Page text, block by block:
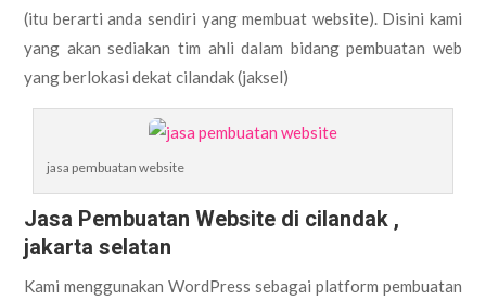
(itu berarti anda sendiri yang membuat website). Disini kami
yang akan sediakan tim ahli dalam bidang pembuatan web
yang berlokasi dekat cilandak (jaksel)
jasa pembuatan website
Jasa Pembuatan Website di cilandak ,
jakarta selatan
Kami menggunakan WordPress sebagai platform pembuatan